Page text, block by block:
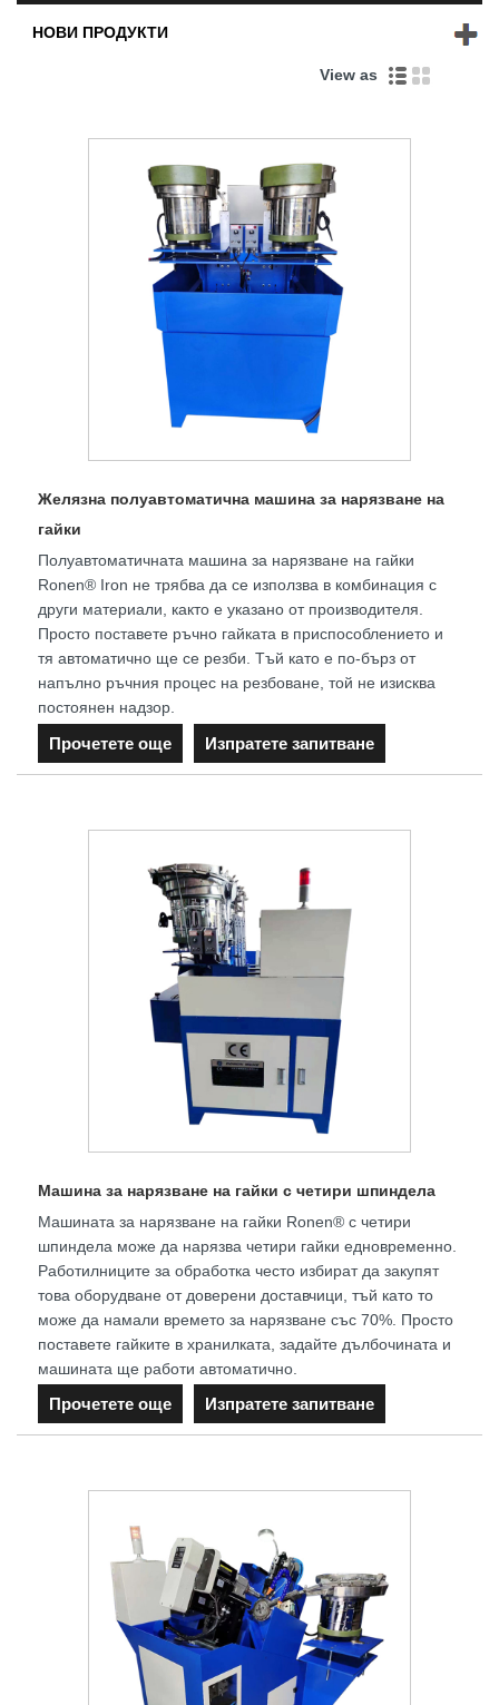
НОВИ ПРОДУКТИ
View as
Желязна полуавтоматична машина за нарязване на
гайки
Полуавтоматичната машина за нарязване на гайки
Ronen® Iron не трябва да се използва в комбинация с
други материали, както е указано от производителя.
Просто поставете ръчно гайката в приспособлението и
тя автоматично ще се резби. Тъй като е по-бърз от
напълно ръчния процес на резбоване, той не изисква
постоянен надзор.
Прочетете още Изпратете запитване
Машина за нарязване на гайки с четири шпиндела
Машината за нарязване на гайки Ronen® с четири
шпиндела може да нарязва четири гайки едновременно.
Работилниците за обработка често избират да закупят
това оборудване от доверени доставчици, тъй като то
може да намали времето за нарязване със 70%. Просто
поставете гайките в хранилката, задайте дълбочината и
машината ще работи автоматично.
Прочетете още Изпратете запитване